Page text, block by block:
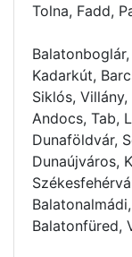
Tolna, Fadd,
Kadarkút,
Siklós,
Andocs, Tab,
Dunaföldvár,
Dunaújváros,
Balatonfüred,